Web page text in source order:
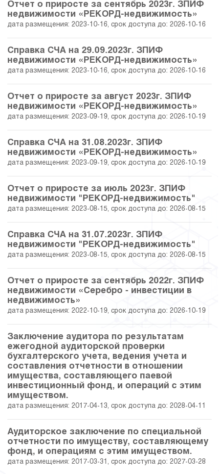
Отчет о приросте за сентябрь 2023г. ЗПИФ
недвижимости «РЕКОРД-недвижимость»
дата размещения: 2023-10-16, срок доступа до: 2026-10-16
Справка СЧА на 29.09.2023г. ЗПИФ
недвижимости «РЕКОРД-недвижимость»
дата размещения: 2023-10-16, срок доступа до: 2026-10-16
Отчет о приросте за август 2023г. ЗПИФ
недвижимости «РЕКОРД-недвижимость»
дата размещения: 2023-09-19, срок доступа до: 2026-10-19
Справка СЧА на 31.08.2023г. ЗПИФ
недвижимости «РЕКОРД-недвижимость»
дата размещения: 2023-09-19, срок доступа до: 2026-10-19
Отчет о приросте за июль 2023г. ЗПИФ
недвижимости "РЕКОРД-недвижимость"
дата размещения: 2023-08-15, срок доступа до: 2026-08-15
Справка СЧА на 31.07.2023г. ЗПИФ
недвижимости "РЕКОРД-недвижимость"
дата размещения: 2023-08-15, срок доступа до: 2026-08-15
Отчет о приросте за сентябрь 2022г. ЗПИФ
недвижимости «Серебро - инвестиции в
недвижимость»
дата размещения: 2022-10-19, срок доступа до: 2026-10-19
Заключение аудитора по результатам
ежегодной аудиторской проверки
бухгалтерского учета, ведения учета и
составления отчетности в отношении
имущества, составляющего паевой
инвестиционный фонд, и операций с этим
имуществом.
дата размещения: 2017-04-13, срок доступа до: 2028-04-11
Аудиторское заключение по специальной
отчетности по имуществу, составляющему
фонд, и операциям с этим имуществом.
дата размещения: 2017-03-31, срок доступа до: 2027-03-28